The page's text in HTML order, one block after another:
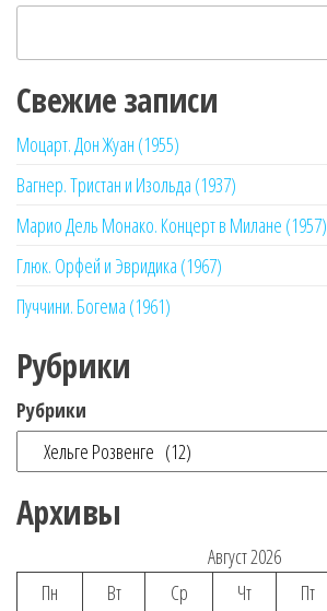
Свежие записи
Моцарт. Дон Жуан (1955)
Вагнер. Тристан и Изольда (1937)
Марио Дель Монако. Концерт в Милане (1957)
Глюк. Орфей и Эвридика (1967)
Пуччини. Богема (1961)
Рубрики
Рубрики
Архивы
Август 2026
Пн
Вт Ср Чт Пт